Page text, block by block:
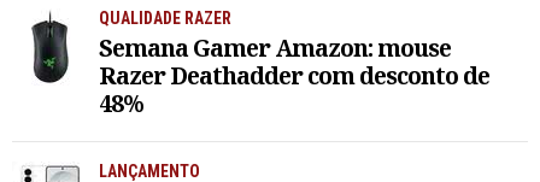
QUALIDADE RAZER
Semana Gamer Amazon: mouse
Razer Deathadder com desconto de
48%
LANÇAMENTO